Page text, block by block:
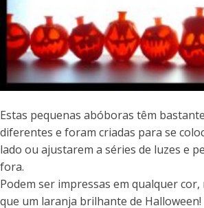
Estas pequenas abóboras têm
diferentes e foram criadas para se
lado ou ajustarem a séries de luzes e
fora.
Podem ser impressas em qualquer
que um laranja brilhante de Halloween!